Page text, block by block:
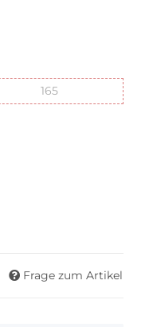
165165
Frage zum Artikel